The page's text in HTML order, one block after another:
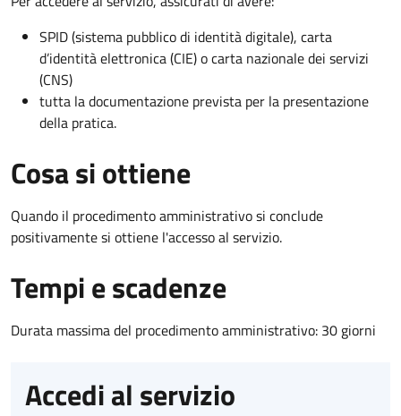
SPID (sistema pubblico di identità digitale), carta
d’identità elettronica (CIE) o carta nazionale dei servizi
(CNS)
tutta la documentazione prevista per la presentazione
della pratica.
Cosa si ottiene
Quando il procedimento amministrativo si conclude
positivamente si ottiene l'accesso al servizio.
Tempi e scadenze
Durata massima del procedimento amministrativo: 30 giorni
Accedi al servizio